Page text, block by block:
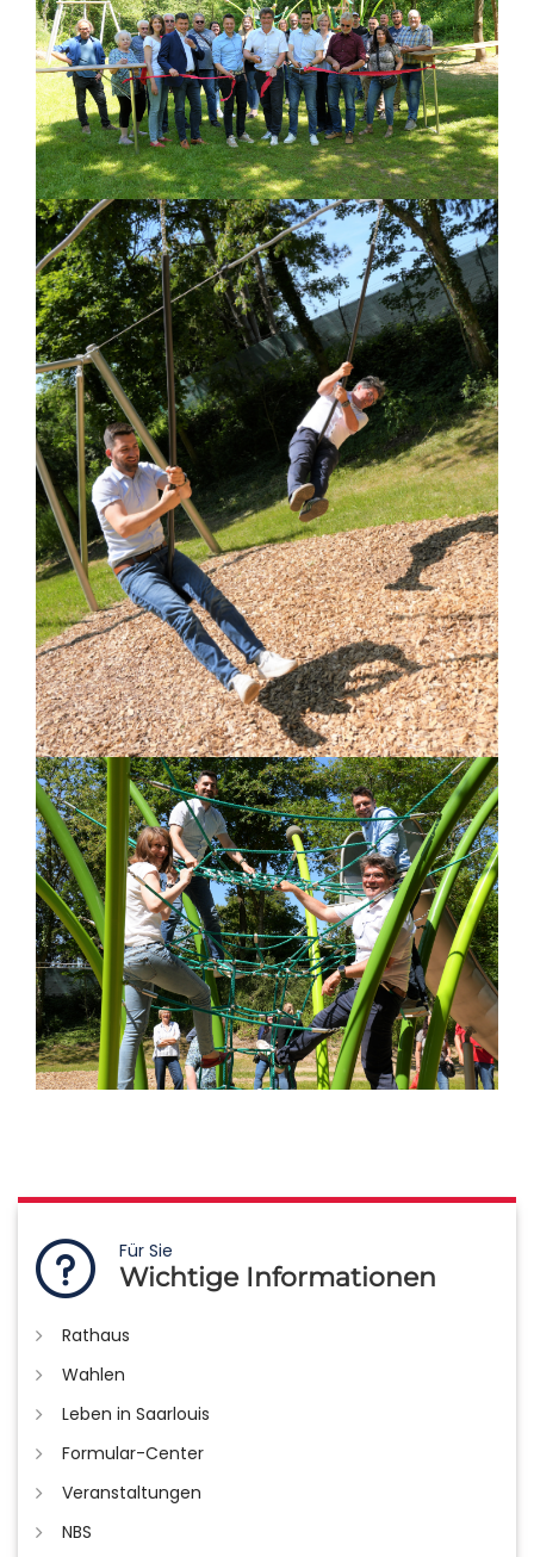
Für Sie
Wichtige Informationen
Rathaus
Wahlen
Leben in Saarlouis
Formular-Center
Veranstaltungen
NBS